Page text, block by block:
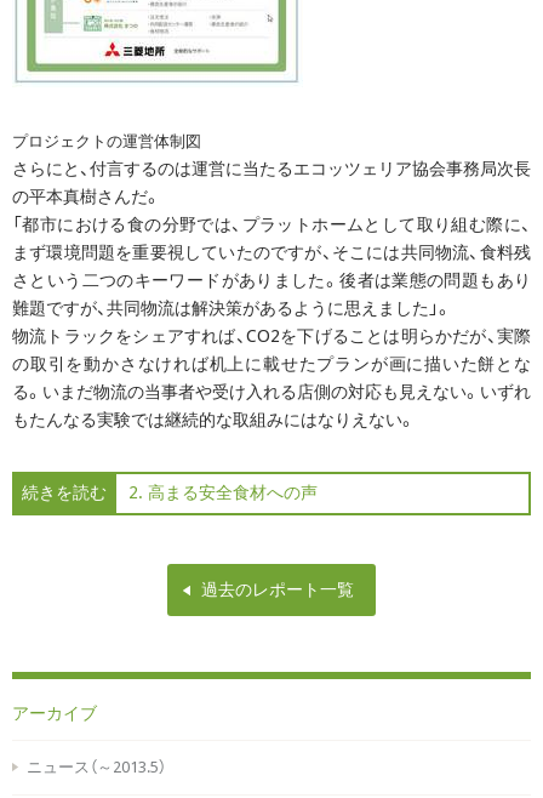
プロジェクトの運営体制図
さらにと、付言するのは運営に当たるエコッツェリア協会事務局次長
の平本真樹さんだ。
「都市における食の分野では、プラットホームとして取り組む際に、
まず環境問題を重要視していたのですが、そこには共同物流、食料残
さという二つのキーワードがありました。後者は業態の問題もあり
難題ですが、共同物流は解決策があるように思えました」。
物流トラックをシェアすれば、CO2を下げることは明らかだが、実際
の取引を動かさなければ机上に載せたプランが画に描いた餅とな
る。いまだ物流の当事者や受け入れる店側の対応も見えない。いずれ
もたんなる実験では継続的な取組みにはなりえない。
続きを読む 2. 高まる安全食材への声
過去のレポート一覧
アーカイブ
ニュース（～2013.5）